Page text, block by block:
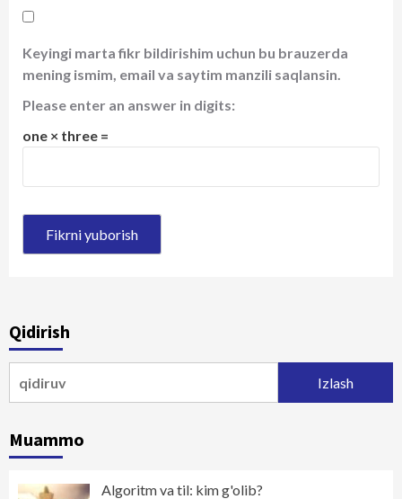
Keyingi marta fikr bildirishim uchun bu brauzerda
mening ismim, email va saytim manzili saqlansin.
Please enter an answer in digits:
one × three =
Qidirish
Muammo
Algoritm va til: kim g'olib?